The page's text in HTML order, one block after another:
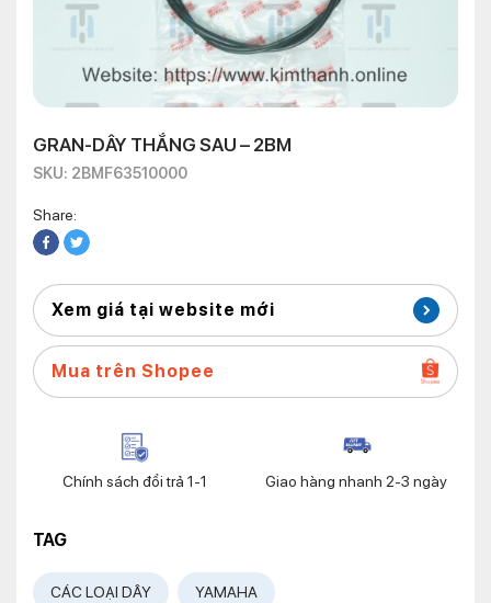
GRAN-DÂY THẮNG SAU – 2BM
SKU: 2BMF63510000
Share:
Xem giá tại website mới
Mua trên Shopee
Chính sách đổi trả 1-1 Giao hàng nhanh 2-3 ngày
TAG
CÁC LOẠI DÂY YAMAHA